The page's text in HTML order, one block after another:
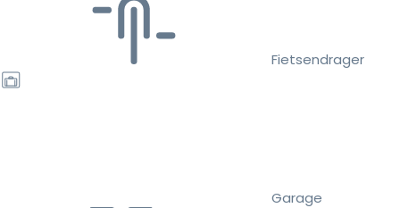
Fietsendrager
Garage